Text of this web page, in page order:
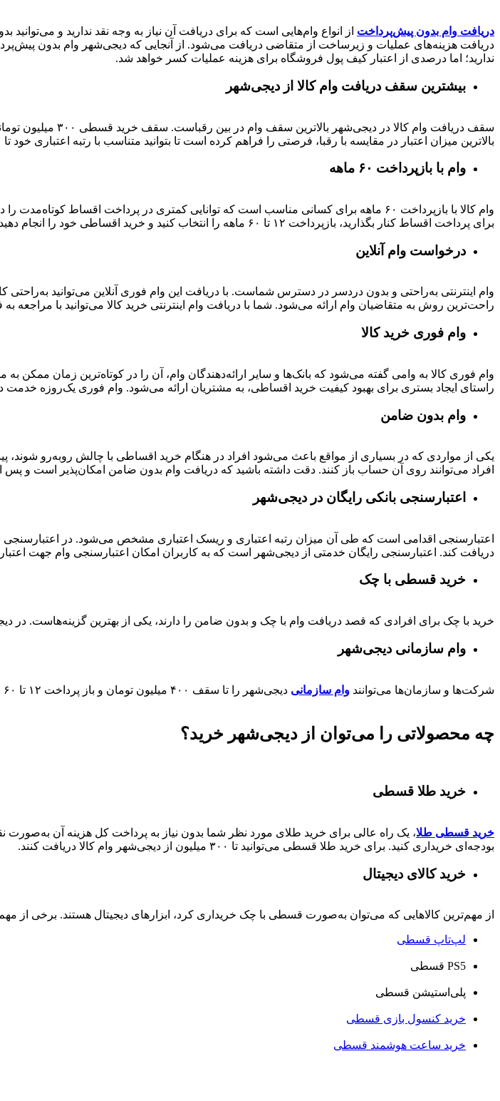
دریافت وام بدون پیش‌پرداخت از انواع وام‌هایی است که برای دریافت آن نیاز به وجه نقد ندارید و
دریافت هزینه‌های عملیات و زیرساخت از متقاضی دریافت می‌شود. از آنجایی که دیجی‌شهر وام بدون
ندارید؛ اما درصدی از اعتبار کیف پول فروشگاه برای هزینه عملیات کسر خواهد شد.
بیشترین سقف دریافت وام کالا از دیجی‌شهر
سقف دریافت وام
بالاترین میزان اعتبار در مقایسه با رقبا، فرصتی را فراهم کرده است تا بتوانید متناسب با رتبه اعتباری خود تا ۳۰۰ میلیون وام دریافت کنید و خرید اعتباری خود را انجام دهید.
وام با بازپرداخت ۶۰ ماهه
وام کالا با بازپرداخت ۶۰ ماهه برای کسانی مناسب است که توانایی کمتری در پرداخت اقساط
برای پرداخت اقساط کنار بگذارید، بازپرداخت ۱۲ تا ۶۰ ماهه را انتخاب کنید و خرید اقساطی خود را انجام دهید.
درخواست وام آنلاین
وام اینترنتی به‌راحتی و بدون دردسر در دسترس شماست. با دریافت این وام فوری آنلاین می‌توانید
راحت‌ترین روش به متقاضیان وام ارائه می‌شود. شما با دریافت وام اینترنتی خرید کالا می‌توانید با مراجعه
وام فوری خرید کالا
وام فوری کالا به وامی گفته می‌شود که بانک‌ها و سایر ارائه‌دهندگان وام، آن را در کوتاه‌ترین زمان
راستای ایجاد بستری برای بهبود کیفیت خرید اقساطی، به مشتریان ارائه می‌شود. وام فوری یک‌روزه
وام بدون ضامن
یکی از مواردی که در بسیاری از مواقع باعث می‌شود افراد در هنگام خرید اقساطی با چالش روبه‌رو
افراد می‌توانند روی آن حساب باز کنند. دقت داشته باشید که دریافت وام بدون ضامن امکان‌پذیر است و پس از
اعتبارسنجی بانکی رایگان در دیجی‌شهر
اعتبارسنجی اقدامی است که طی آن میزان رتبه اعتباری و ریسک اعتباری مشخص می‌شود. در اعتبارسنجی
دریافت کند. اعتبارسنجی رایگان خدمتی از دیجی‌شهر است که به کاربران امکان اعتبارسنجی وام جهت
خرید قسطی با چک
خرید با چک برای افرادی که قصد دریافت وام با چک و بدون ضامن را دارند، یکی از بهترین گزینه‌هاست. در
وام سازمانی دیجی‌شهر
شرکت‌ها و سازمان‌ها می‌توانند وام سازمانی دیجی‌شهر را تا سقف ۴۰۰ میلیون تومان و باز پرداخت ۱۲ تا ۶۰
چه محصولاتی را می‌توان از دیجی‌شهر خرید؟
خرید طلا قسطی
خرید قسطی طلا، یک راه عالی برای خرید طلای مورد نظر شما بدون نیاز به پرداخت کل هزینه آن
بودجه‌ای خریداری کنید. برای خرید طلا قسطی می‌توانید تا ۳۰۰ میلیون از دیجی‌شهر وام کالا دریافت کنند.
خرید کالای دیجیتال
از مهم‌ترین کالاهایی که می‌توان به‌صورت قسطی با چک خریداری کرد، ابزارهای دیجیتال هستند. برخی از
لپ‌تاپ قسطی
PS5 قسطی
پلی‌استیشن قسطی
خرید کنسول بازی قسطی
خرید ساعت هوشمند قسطی